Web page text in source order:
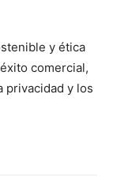
y ética
comercial,
privacidad y los